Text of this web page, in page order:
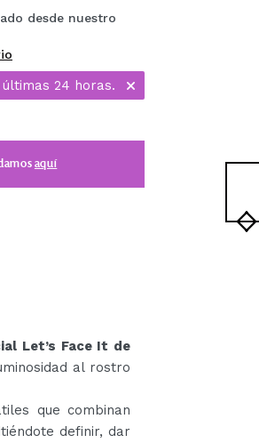
desde nuestro
24 horas.
aquí
Let’s Face It de
al rostro
que combinan
definir, dar